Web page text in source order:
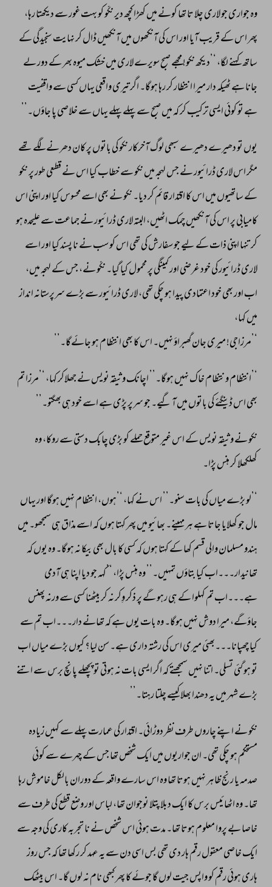
وہ جواری جو لاری چلا تا تھا کونے میں کھڑا کچھ دیر نکّو کو بہت غور سے دیکھتا رہا،
پھر اس کے قریب آیا اور اس کی آنکھوں میں آنکھیں ڈال کر نہایت سنجیدگی کے
ساتھ کہنے لگا، ‘’دیکھ نکو! مجھے صبح سویرے لاری میں خشک میوہ بھر کے دور لے
جانا ہے ٹھیکہ دار میرا انتظار کر رہا ہوگا۔ اگر تیری واقعی یہاں کسی سے واقفیت
ہے تو کوئی ایسی ترکیب کر کہ میں صبح سے پہلے پہلے یہاں سے خلاصی پا جاؤں۔’’
یوں تو دھیرے دھیرے سبھی لوگ آخرکار نکو کی باتوں پر کان دھرنے لگے تھے
مگر اس لاری ڈرائیور نے جس لہجہ میں نکو سے خطاب کیا اس نے قطعی طور پر نکو
کے ساتھیوں میں اس کا اقتدار قائم کر دیا۔ نکو نے بھی اسے محسوس کیا اور اپنی اس
کامیابی پر اس کی آنکھیں چمک اٹھیں، البتہ لاری ڈرائیور نے جماعت سے علیحدہ ہو
کر تنہا اپنی ذات کے لیے جو سفارش کی تھی اس کو سب نے نا پسند کیا اور اسے
لاری ڈرائیور کی خود غرضی اور کمینگی پر محمول کیا گیا۔ نکّو نے، جس کے لہجہ میں،
اب اور بھی خود اعتمادی پیدا ہو چکی تھی، لاری ڈرائیور سے بڑے سرپرستانہ انداز
میں کہا،
‘’مرزاجی! میری جان گھبراؤ نہیں۔ اس کا بھی انتظام ہو جائےگا۔’’
‘’انتظام و نتظام خاک نہیں ہوگا۔’’ اچانک وثیقہ نویس نے جھلاکر کہا، ‘’مرزا تم
بھی اس ڈینگئے کی باتوں میں آ گیے۔ جو سرپر پڑی ہے اسے خود ہی بھگتو۔’’
نکو نے وثیقہ نویس کے اس غیر متوقع حملے کو بڑی چابک دستی سے روکا، وہ
کھلکھلا کر ہنس پڑا۔
‘’لو بڑے میاں کی بات سنو۔’’ اس نے کہا، ‘’ہوں، انتظام نہیں ہوگا اور یہاں
مال جو کھلایا جاتا ہے ہر مہینے۔ بھائیو میں پھر کہتا ہوں کہ اسے مذاق ہی سمجھو۔ میں
ہندو مسلمان والی قسم کھا کے کہتا ہوں کہ کسی کا بال بھی بیکا نہ ہوگا۔ وہ یوں کہ
تھانیدار۔۔۔اب کیا بتاؤں تمہیں۔’’ وہ ہنس پڑا، ‘’کہہ جو دیا اپنا ہی آدمی
ہے۔۔۔اب تم کہلوا کے ہی رہو گے پر ذکر وِکر نہ کر بیٹھنا کسی سے ورنہ پھنس
جاؤگے، میرا دوش نہیں ہوگا۔ وہ بات یوں ہے کہ تھانے دار۔۔۔اب تم سے
کیا چھپانا۔۔۔بھئی میری اس کی رشتہ داری ہے۔ سن لیا؟ کیوں بڑے میاں اب
تو ہو گئی تسلی۔ اتنا نہیں سمجھتے کہ اگر ایسی بات نہ ہوتی تو پچھلے پانچ برس سے اتنے
بڑے شہر میں یہ دھندا بھلا کیسے چلتا رہتا۔’’
نکو نے اپنے چاروں طرف نظر دوڑائی۔ اقتدار کی عمارت پہلے سے کہیں زیادہ
مستحکم ہو چکی تھی۔ ان جواریوں میں ایک شخص تھا جس کے چہرے سے کوئی
صدمہ یا رنج ظاہر نہیں ہوتا تھا وہ اس سارے واقعہ کے دوران بالکل خاموش رہا
تھا۔ وہ اٹھائیس برس کا ایک دبلا پتلا نوجوان تھا، لباس اور وضع قطع کی طرف سے
خاصا بے پروا معلوم ہوتا تھا۔ مدت ہوئی اس شخص نے نا تجربہ کاری کی وجہ سے
ایک خاصی معقول رقم ہار دی تھی بس اسی دن سے یہ عہد کر رکھا تھا کہ جس روز
ہاری ہوئی رقم کو واپس جیت لوں گا جوئے کا پھر کبھی نام نہ لوں گا۔ اس بیٹھک